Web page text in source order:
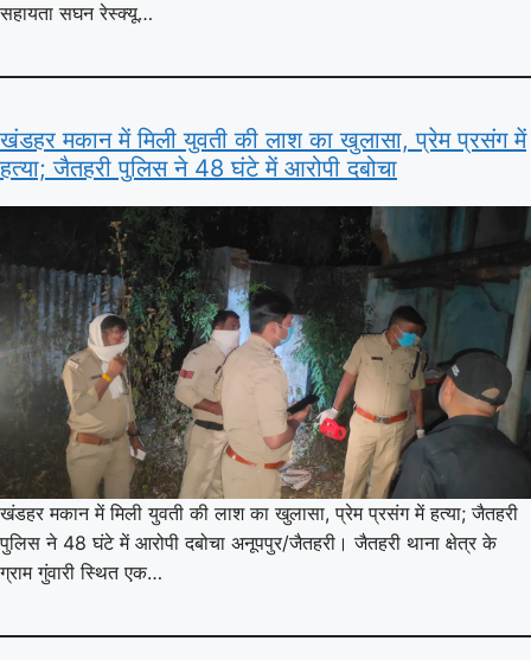
सहायता सघन रेस्क्यू…
खंडहर मकान में मिली युवती की लाश का खुलासा, प्रेम प्रसंग में
हत्या; जैतहरी पुलिस ने 48 घंटे में आरोपी दबोचा
खंडहर मकान में मिली युवती की लाश का खुलासा, प्रेम प्रसंग में हत्या; जैतहरी
पुलिस ने 48 घंटे में आरोपी दबोचा अनूपपुर/जैतहरी। जैतहरी थाना क्षेत्र के
ग्राम गुंवारी स्थित एक…